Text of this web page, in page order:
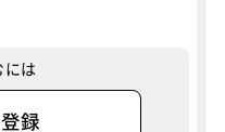
には
録